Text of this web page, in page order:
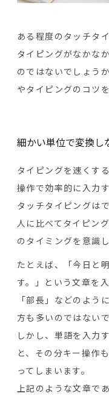
ある程度のタッチタ
タイピングがなかな
のではないでしょう
やタイピングのコツ
細かい単位で変換し
タイピングを速くす
操作で効率的に入力
タッチタイピングは
人に比べてタイピン
のタイミングを意識
たとえば、「今日と
す。」という文章を
「部長」などのよう
方も多いのではない
しかし、単語を入力
と、その分キー操作
ってしまいます。
上記のような文章で